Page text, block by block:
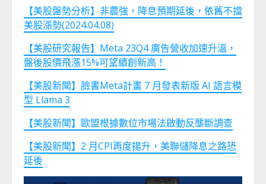
【美股盤勢分析】非農強，降息預期延後，依舊不擋
美股漲勢(2024.04.08)
【美股研究報告】Meta 23Q4 廣告營收加速升溫，
盤後股價飛漲15%可望續創新高！
【美股新聞】臉書Meta計畫 7 月發表新版 AI 語言模
型 Llama 3
【美股新聞】歐盟根據數位市場法啟動反壟斷調查
【美股新聞】2 月CPI再度揚升，美聯儲降息之路恐
延後